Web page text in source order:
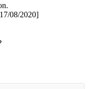
08/2020]